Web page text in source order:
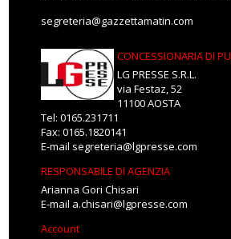
segreteria@gazzettamatin.com
CONCESSIONARIA DI
LG PRESSE S.R.L.
via Festaz, 52
11100 AOSTA
Tel: 0165.231711
Fax: 0165.1820141
E-mail segreteria@lgpresse.com
RESPONSABILE DI AGENZIA
Arianna Gori Chisari
E-mail a.chisari@lgpresse.com
Account